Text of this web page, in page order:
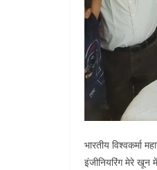
भारतीय विश्वकर्मा
इंजीनियरिंग मेरे खून